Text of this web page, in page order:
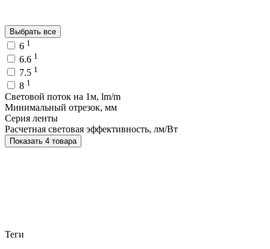
Выбрать все
6 1
6.6 1
7.5 1
8 1
Световой поток на 1м, lm/m
Минимальный отрезок, мм
Серия ленты
Расчетная световая эффективность, лм/Вт
Показать 4 товара
Теги